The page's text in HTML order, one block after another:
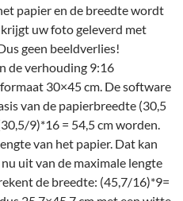
papier en de breedte wordt
uw foto geleverd met
geen beeldverlies!
de verhouding 9:16
30×45 cm. De software
van de papierbreedte (30,5
9)*16 = 54,5 cm worden.
van het papier. Dat kan
uit van de maximale lengte
de breedte: (45,7/16)*9=